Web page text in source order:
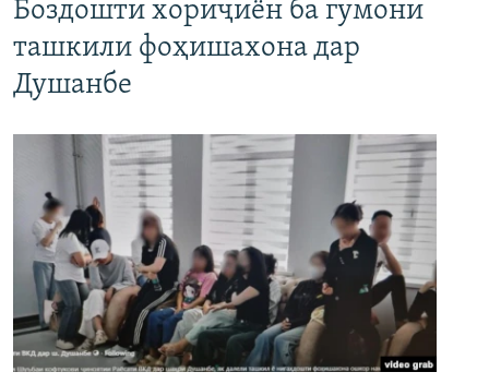
Боздошти хориҷиён ба гумони
ташкили фоҳишахона дар
Душанбе